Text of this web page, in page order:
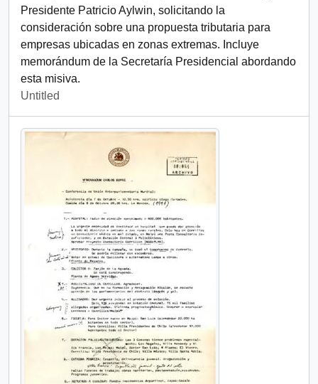
Presidente Patricio Aylwin, solicitando la
consideración sobre una propuesta tributaria para
empresas ubicadas en zonas extremas. Incluye
memorándum de la Secretaría Presidencial abordando
esta misiva.
Untitled